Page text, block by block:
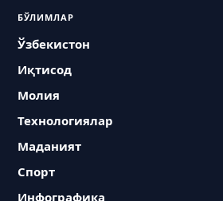
БЎЛИМЛАР
Ўзбекистон
Иқтисод
Молия
Технологиялар
Маданият
Спорт
Инфографика